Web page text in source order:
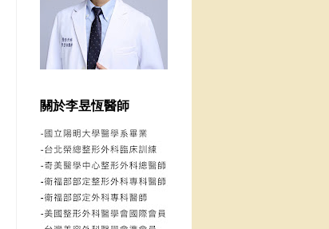
關於李昱恆醫師